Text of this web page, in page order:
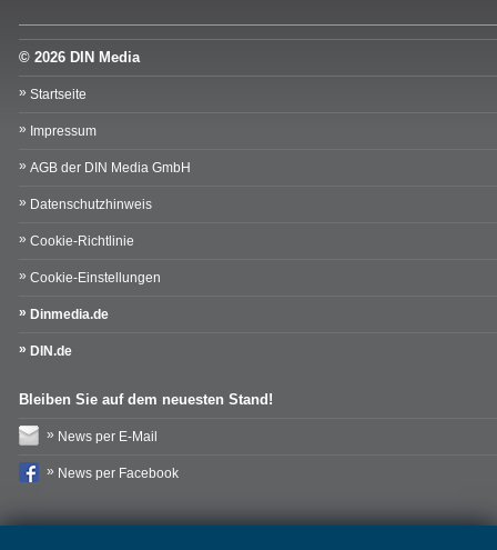
© 2026 DIN Media
Startseite
Impressum
AGB der DIN Media GmbH
Datenschutzhinweis
Cookie-Richtlinie
Cookie-Einstellungen
Dinmedia.de
DIN.de
Bleiben Sie auf dem neuesten Stand!
News per E-Mail
News per Facebook